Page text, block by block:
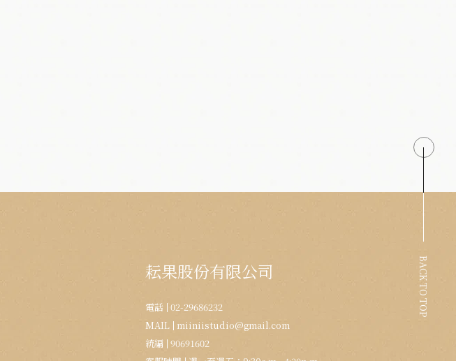
耘果股份有限公司
電話 02-29686232
MAIL miiniistudio@gmail.com
統編 90691602
BACK TO TOP